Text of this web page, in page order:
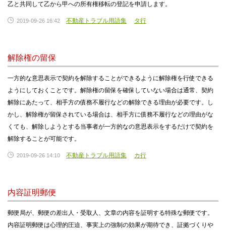
乙と共同して乙から甲への所有権移転の登記を申請します。
2019-09-26 16:42 不動産トラブル用語集 タ行
解除権の留保
一方的な意思表示で契約を解除することができるように解除権を行使できる
ようにしておくことです。解除権の留保を確保していない場合は通常、契約
解除にあたって、相手方の債務不履行などの解除できる理由が必要です。し
かし、解除権が留保されている場合は、相手方に債務不履行などの理由がな
くても、解除しようとする当事者が一方的なの意思表示をするだけで契約を
解除することが可能です。
2019-09-26 14:10 不動産トラブル用語集 カ行
内容証明郵便
郵便局が、郵便の差出人・受取人、文章の内容を証明する特殊な郵便です。
内容証明郵便は心理的圧迫、事実上の強制の効果が期待でき、証拠づくりや